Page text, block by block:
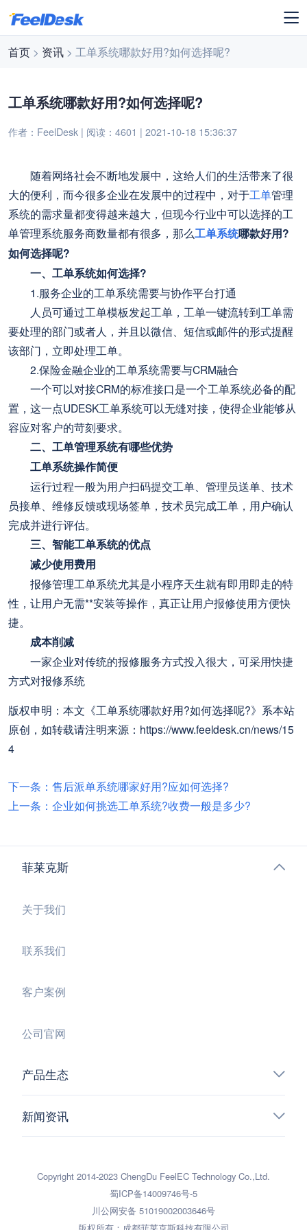
首页 > 资讯 > 工单系统哪款好用?如何选择呢?
工单系统哪款好用?如何选择呢?
作者：FeelDesk | 阅读：4601 | 2021-10-18 15:36:37
随着网络社会不断地发展中，这给人们的生活带来了很
大的便利，而今很多企业在发展中的过程中，对于工单管理
系统的需求量都变得越来越大，但现今行业中可以选择的工
单管理系统服务商数量都有很多，那么工单系统哪款好用?
如何选择呢?
一、工单系统如何选择?
1.服务企业的工单系统需要与协作平台打通
人员可通过工单模板发起工单，工单一键流转到工单需
要处理的部门或者人，并且以微信、短信或邮件的形式提醒
该部门，立即处理工单。
2.保险金融企业的工单系统需要与CRM融合
一个可以对接CRM的标准接口是一个工单系统必备的配
置，这一点UDESK工单系统可以无缝对接，使得企业能够从
容应对客户的苛刻要求。
二、工单管理系统有哪些优势
工单系统操作简便
运行过程一般为用户扫码提交工单、管理员送单、技术
员接单、维修反馈或现场签单，技术员完成工单，用户确认
完成并进行评估。
三、智能工单系统的优点
减少使用费用
报修管理工单系统尤其是小程序天生就有即用即走的特
性，让用户无需**安装等操作，真正让用户报修使用方便快
捷。
成本削减
一家企业对传统的报修服务方式投入很大，可采用快捷
方式对报修系统
版权申明：本文《工单系统哪款好用?如何选择呢?》系本站
原创，如转载请注明来源：https://www.feeldesk.cn/news/15
4
下一条：售后派单系统哪家好用?应如何选择?
上一条：企业如何挑选工单系统?收费一般是多少?
菲莱克斯
关于我们
联系我们
客户案例
公司官网
产品生态
新闻资讯
Copyright 2014-2023 ChengDu FeelEC Technology Co.,Ltd.
蜀ICP备14009746号-5
川公网安备 51019002003646号